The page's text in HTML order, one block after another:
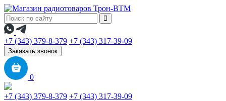
+7 (343) 379-8-379 +7 (343) 317-39-09
Заказать звонок
0
+7 (343) 379-8-379 +7 (343) 317-39-09